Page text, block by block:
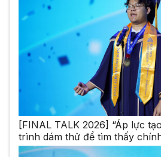
[FINAL TALK 2026] “Áp lực
trình dám thử để tìm thấy